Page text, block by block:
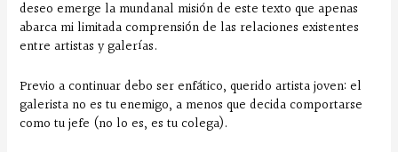
deseo emerge la mundanal misión de este texto que apenas
abarca mi limitada comprensión de las relaciones existentes
entre artistas y galerías.
Previo a continuar debo ser enfático, querido artista joven: el
galerista no es tu enemigo, a menos que decida comportarse
como tu jefe (no lo es, es tu colega).